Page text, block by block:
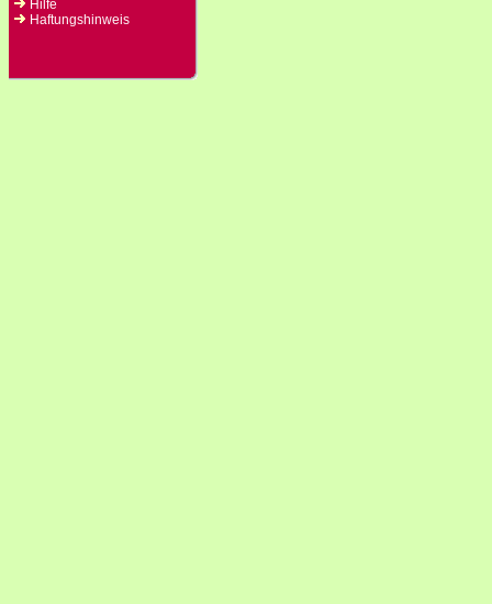
Hilfe
Haftungshinweis